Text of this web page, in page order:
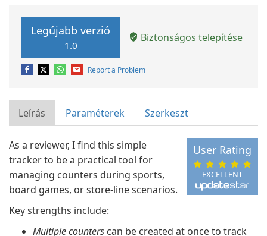
Legújabb verzió
1.0
Biztonságos telepítése
Report a Problem
Leírás Paraméterek Szerkeszt
EXCELLENT
User Rating
As a reviewer, I find this simple
tracker to be a practical tool for
managing counters during sports,
board games, or store-line scenarios.
Key strengths include:
Multiple counters can be created at once to track